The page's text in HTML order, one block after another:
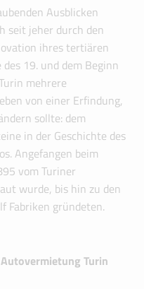
Ausblicken
seit jeher durch den
ihres tertiären
19. und dem Beginn
mehrere
von einer Erfindung,
sollte: dem
​​in der Geschichte des
Angefangen beim
vom Turiner
wurde, bis hin zu den
Fabriken gründeten.
Turin